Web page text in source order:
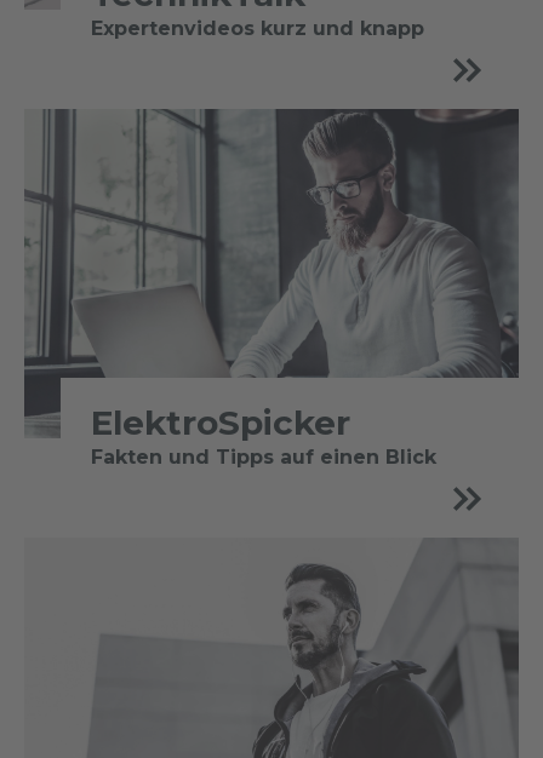
Expertenvideos kurz und knapp
ElektroSpicker
Fakten und Tipps auf einen Blick